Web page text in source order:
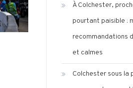
À Colchester,
pourtant paisible :
recommandations
et calmes
Colchester sous la